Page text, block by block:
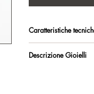
Caratteristiche
trattamento
Descrizione Gioielli